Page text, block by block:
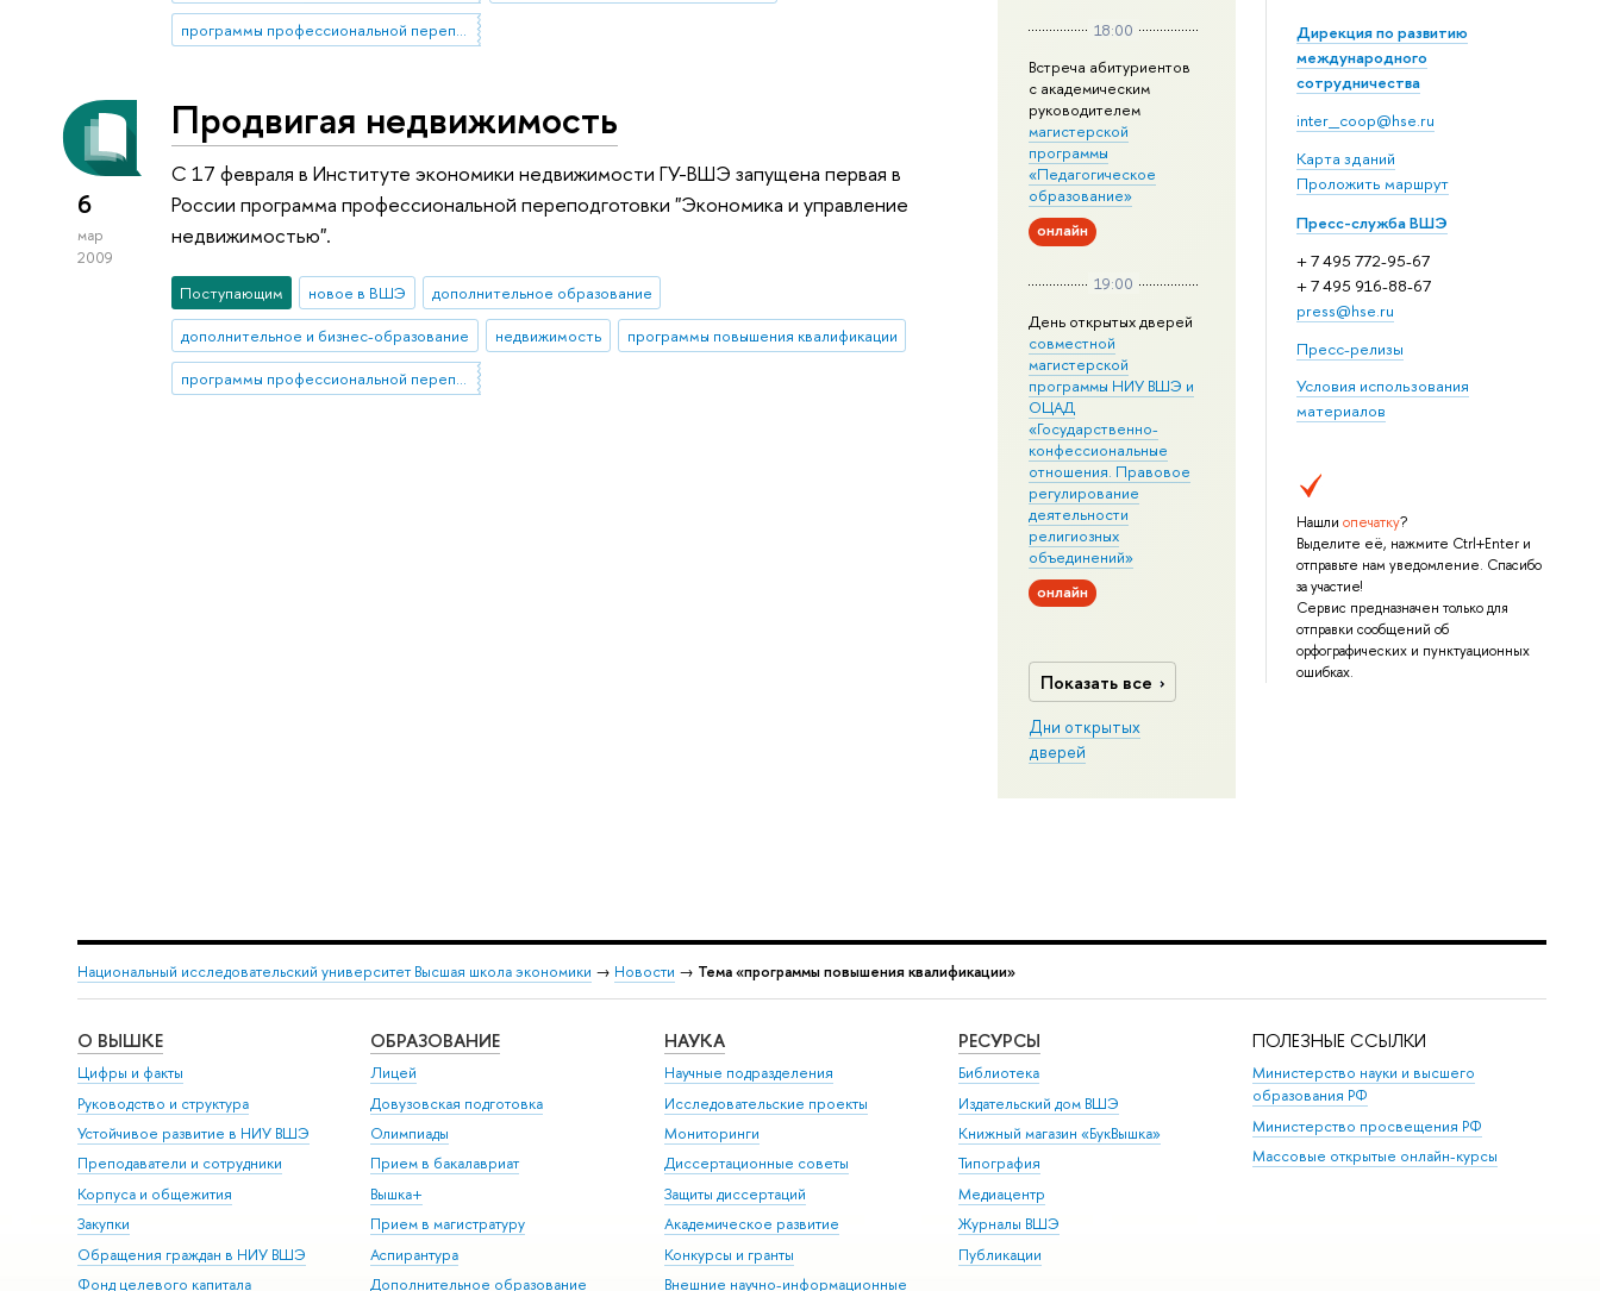
Дирекция по развитию
международного
сотрудничества
inter_coop@hse.ru
Карта зданий
Проложить маршрут
Пресс-служба ВШЭ
+ 7 495 772-95-67
+ 7 495 916-88-67
press@hse.ru
Пресс-релизы
Условия использования
материалов
Нашли опечатку?
Выделите её, нажмите Ctrl+Enter и
отправьте нам уведомление. Спасибо
за участие!
Сервис предназначен только для
отправки сообщений об
орфографических и пунктуационных
ошибках.
18:00
Встреча абитуриентов
с академическим
руководителем
магистерской
программы
«Педагогическое
образование»
онлайн
19:00
День открытых дверей
совместной
магистерской
программы НИУ ВШЭ и
ОЦАД
«Государственно-
конфессиональные
отношения. Правовое
регулирование
деятельности
религиозных
объединений»
онлайн
Показать все
Дни открытых
дверей
программы профессиональной переподготовки
6
мар
2009
Продвигая недвижимость
С 17 февраля в Институте экономики недвижимости ГУ-ВШЭ запущена первая в
России программа профессиональной переподготовки "Экономика и управление
недвижимостью".
Поступающим новое в ВШЭ
дополнительное образование
дополнительное и бизнес-образование
недвижимость
программы повышения квалификации
программы профессиональной переподготовки
Национальный исследовательский университет Высшая школа экономики → Новости → Тема «программы повышения квалификации»
О ВЫШКЕ
Цифры и факты
Руководство и структура
Устойчивое развитие в НИУ ВШЭ
Преподаватели и сотрудники
Корпуса и общежития
Закупки
Обращения граждан в НИУ ВШЭ
Фонд целевого капитала
ОБРАЗОВАНИЕ
Лицей
Довузовская подготовка
Олимпиады
Прием в бакалавриат
Вышка+
Прием в магистратуру
Аспирантура
Дополнительное образование
НАУКА
Научные подразделения
Исследовательские проекты
Мониторинги
Диссертационные советы
Защиты диссертаций
Академическое развитие
Конкурсы и гранты
Внешние научно-информационные
РЕСУРСЫ
Библиотека
Издательский дом ВШЭ
Книжный магазин «БукВышка»
Типография
Медиацентр
Журналы ВШЭ
Публикации
ПОЛЕЗНЫЕ ССЫЛКИ
Министерство науки и высшего
образования РФ
Министерство просвещения РФ
Массовые открытые онлайн-курсы